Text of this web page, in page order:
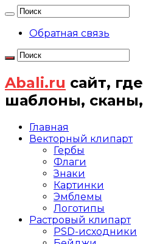
Обратная связь
Abali.ru сайт,
шаблоны,
Главная
Векторный клипарт
Гербы
Флаги
Знаки
Картинки
Эмблемы
Логотипы
Растровый клипарт
PSD-исходники